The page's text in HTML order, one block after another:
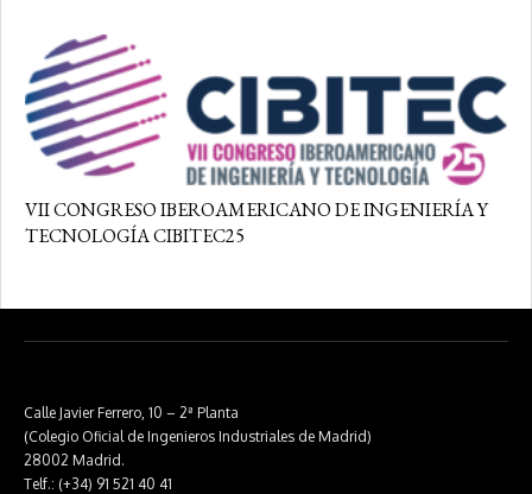
VII CONGRESO IBEROAMERICANO DE INGENIERÍA Y
TECNOLOGÍA CIBITEC25
Calle Javier Ferrero, 10 – 2ª Planta
(Colegio Oficial de Ingenieros Industriales de Madrid)
28002 Madrid.
Telf.: (+34) 91 521 40 41